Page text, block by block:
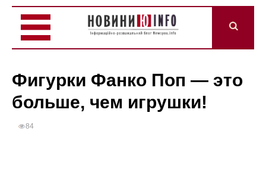
Фигурки Фанко Поп — это
больше, чем игрушки!
84